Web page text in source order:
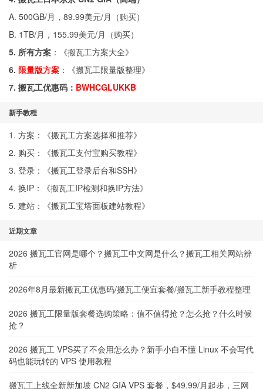
A. 500GB/月，89.99美元/月（购买）
B. 1TB/月，155.99美元/月（购买）
5. 所有方案 ：《搬瓦工方案大全》
6. 限量版方案 ：《搬瓦工限量版整理》
7. 搬瓦工优惠码： BWHCGLUKKB
新手教程
1. 方案：《搬瓦工方案选择和推荐》
2. 购买：《搬瓦工支付宝购买教程》
3. 登录：《搬瓦工登录后台和SSH》
4. 换IP：《搬瓦工IP检测和换IP方法》
5. 建站：《搬瓦工宝塔面板建站教程》
近期文章
2026 搬瓦工官网是哪个？搬瓦工中文网是什么？搬瓦工相关网站辨
析
2026年8月最新搬瓦工优惠码/搬瓦工便宜套餐/搬瓦工新手教程整理
2026 搬瓦工限量版套餐选购策略：值不值得抢？怎么抢？什么时候
抢？
2026 搬瓦工 VPS买了不会用怎么办？新手小白不懂 Linux 不会写代
码也能玩转的 VPS 使用教程
搬瓦工上线全新新加坡 CN2 GIA VPS 套餐，$49.99/月起步，三网